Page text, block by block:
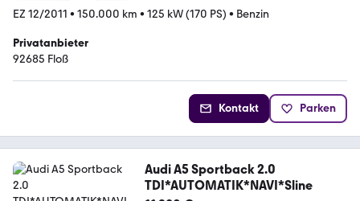
EZ 12/2011 • 150.000 km • 125 kW (170 PS) • Benzin
Privatanbieter
92685 Floß
Kontakt Parken
Audi A5 Sportback 2.0
TDI*AUTOMATIK*NAVI*Sline